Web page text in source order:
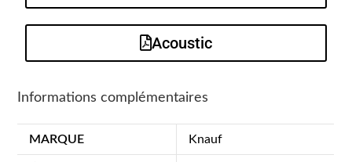
Acoustic
Informations complémentaires
MARQUE Knauf